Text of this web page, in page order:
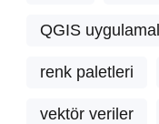
QGIS
renk paletleri
vektör veriler